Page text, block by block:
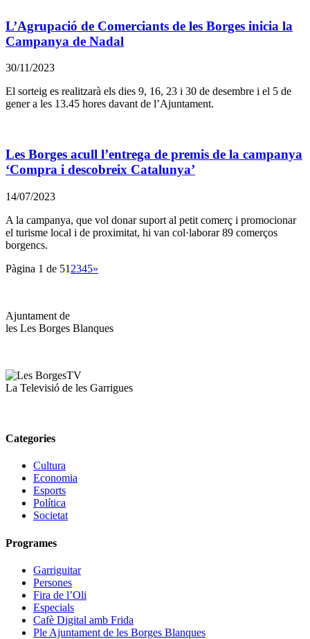
L’Agrupació de Comerciants de les Borges inicia la
Campanya de Nadal
30/11/2023
El sorteig es realitzarà els dies 9, 16, 23 i 30 de desembre i el 5 de
gener a les 13.45 hores davant de l’Ajuntament.
Les Borges acull l’entrega de premis de la campanya
‘Compra i descobreix Catalunya’
14/07/2023
A la campanya, que vol donar suport al petit comerç i promocionar
el turisme local i de proximitat, hi van col·laborar 89 comerços
borgencs.
Pàgina 1 de 51 2345»
Ajuntament de
les Les Borges Blanques
La Televisió de les Garrigues
Categories
Cultura
Economia
Esports
Política
Societat
Programes
Garriguitar
Persones
Fira de l’Oli
Especials
Cafè Digital amb Frida
Ple Ajuntament de les Borges Blanques